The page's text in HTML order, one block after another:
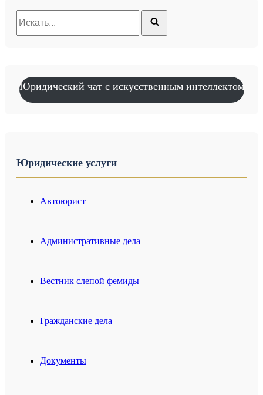
Искать...
Юридический чат с искусственным интеллектом
Юридические услуги
Автоюрист
Административные дела
Вестник слепой фемиды
Гражданские дела
Документы